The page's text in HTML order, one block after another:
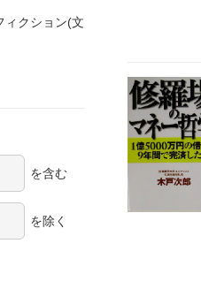
ィクション(文
を含む
を除く